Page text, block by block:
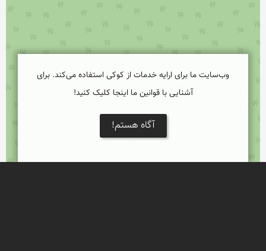
وب‌سایت ما برای ارایه خدمات از کوکی استفاده می‌کند. برای
آشنایی با قوانین ما اینجا کلیک کنید!
آگاه هستم!